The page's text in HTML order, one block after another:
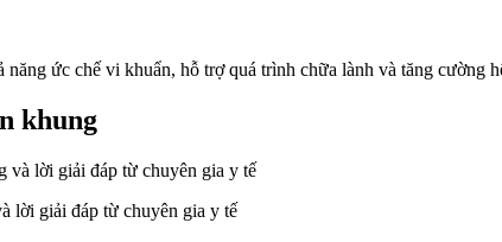
ức chế vi khuẩn, hỗ trợ quá trình chữa lành và tăng
khung
lời giải đáp từ chuyên gia y tế